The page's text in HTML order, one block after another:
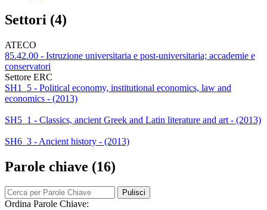
Settori (4)
ATECO
85.42.00 - Istruzione universitaria e post-universitaria; accademie e
conservatori
Settore ERC
SH1_5 - Political economy, institutional economics, law and
economics - (2013)
SH5_1 - Classics, ancient Greek and Latin literature and art - (2013)
SH6_3 - Ancient history - (2013)
Parole chiave (16)
Pulisci
Ordina Parole Chiave: